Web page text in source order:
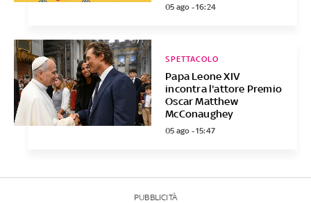
05 ago - 16:24
Papa Leone XIV
incontra l'attore Premio
Oscar Matthew
McConaughey
SPETTACOLO
05 ago - 15:47
PUBBLICITÀ